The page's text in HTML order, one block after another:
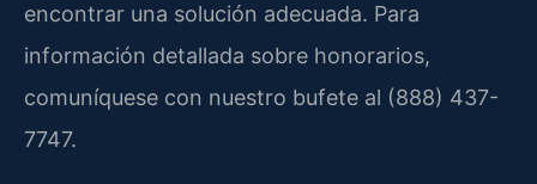
encontrar una solución adecuada. Para
información detallada sobre honorarios,
comuníquese con nuestro bufete al (888) 437-
7747.